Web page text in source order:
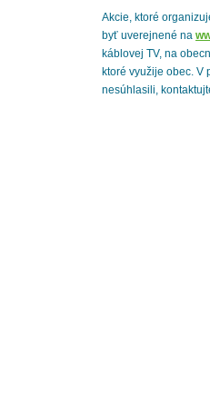
Akcie, ktoré
byť uverejnené na
káblovej TV, na
ktoré využije obec. V
nesúhlasili,